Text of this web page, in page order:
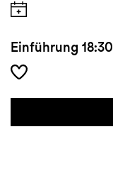
Einführung 18:30